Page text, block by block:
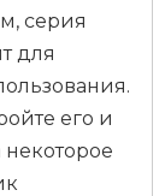
серия
для
его и